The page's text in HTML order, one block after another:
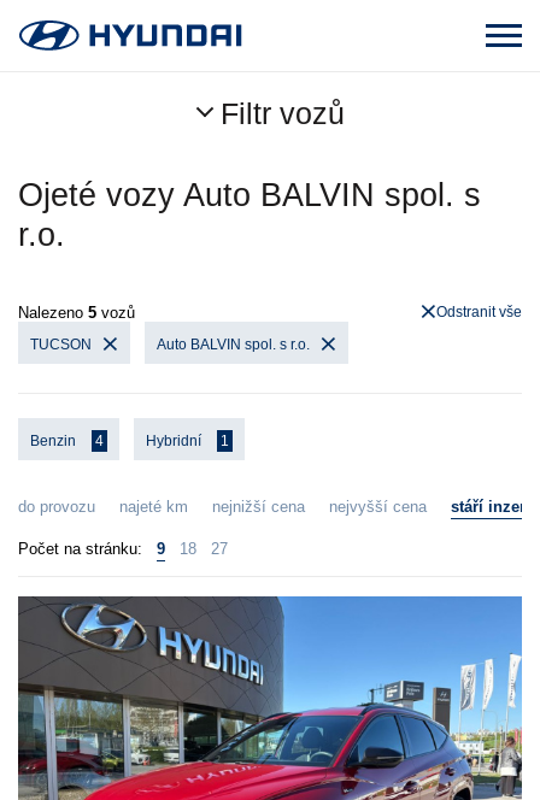
Filtr vozů
Ojeté vozy Auto BALVIN spol. s
r.o.
Nalezeno 5 vozů
TUCSON Auto BALVIN spol. s r.o.
Odstranit vše
Benzin 4 Hybridní 1
do provozu najeté km nejnižší cena nejvyšší cena stáří
Počet na stránku: 9 18 27